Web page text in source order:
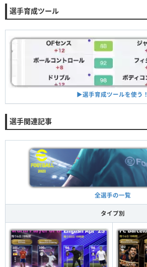
選手育成ツール
▶︎選手育成ツールを使う！
選手関連記事
全選手の一覧
タイプ別